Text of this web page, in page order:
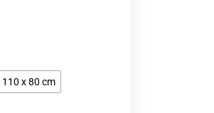
110 x 80 cm